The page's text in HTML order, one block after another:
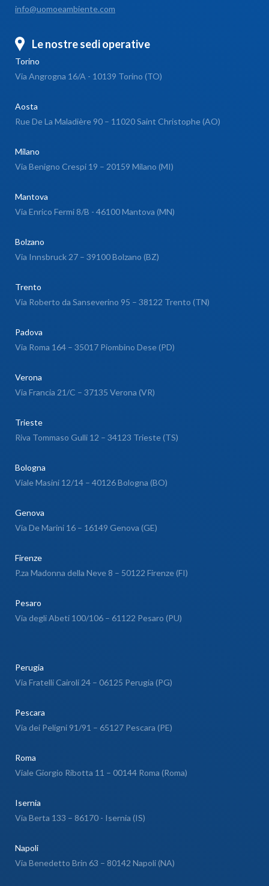
info@uomoeambiente.com
Le nostre sedi operative
Torino
Via Angrogna 16/A - 10139 Torino (TO)
Aosta
Rue De La Maladière 90 – 11020 Saint Christophe (AO)
Milano
Via Benigno Crespi 19 – 20159 Milano (MI)
Mantova
Via Enrico Fermi 8/B - 46100 Mantova (MN)
Bolzano
Via Innsbruck 27 – 39100 Bolzano (BZ)
Trento
Via Roberto da Sanseverino 95 – 38122 Trento (TN)
Padova
Via Roma 164 – 35017 Piombino Dese (PD)
Verona
Via Francia 21/C – 37135 Verona (VR)
Trieste
Riva Tommaso Gulli 12 – 34123 Trieste (TS)
Bologna
Viale Masini 12/14 – 40126 Bologna (BO)
Genova
Via De Marini 16 – 16149 Genova (GE)
Firenze
P.za Madonna della Neve 8 – 50122 Firenze (FI)
Pesaro
Via degli Abeti 100/106 – 61122 Pesaro (PU)
Perugia
Via Fratelli Cairoli 24 – 06125 Perugia (PG)
Pescara
Via dei Peligni 91/91 – 65127 Pescara (PE)
Roma
Viale Giorgio Ribotta 11 – 00144 Roma (Roma)
Isernia
Via Berta 133 – 86170 - Isernia (IS)
Napoli
Via Benedetto Brin 63 – 80142 Napoli (NA)